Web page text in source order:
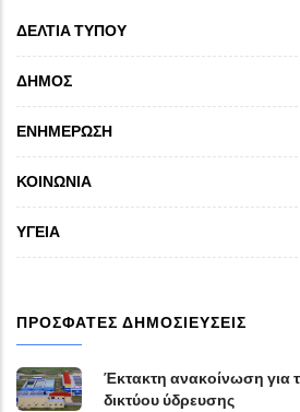
ΔΕΛΤΙΑ ΤΥΠΟΥ
ΔΗΜΟΣ
ΕΝΗΜΕΡΩΣΗ
ΚΟΙΝΩΝΙΑ
ΥΓΕΙΑ
ΠΡΟΣΦΑΤΕΣ ΔΗΜΟΣΙΕΥΣΕΙΣ
Έκτακτη ανακοίνωση για
δικτύου ύδρευσης